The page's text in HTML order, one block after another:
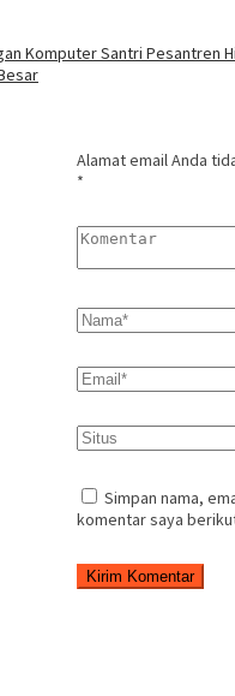
Komputer Santri Pesantren
Alamat email Anda
*
Simpan nama,
komentar saya